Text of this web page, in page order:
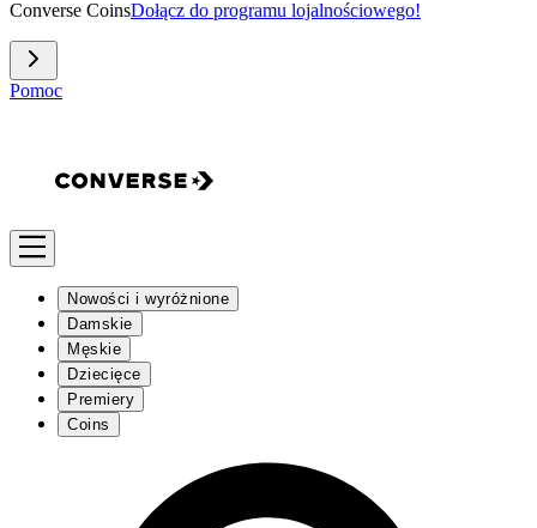
Converse CoinsDołącz do programu lojalnościowego!
Pomoc
Nowości i wyróżnione
Damskie
Męskie
Dziecięce
Premiery
Coins